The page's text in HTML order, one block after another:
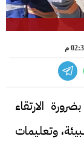
الارتقاء
وتعليمات